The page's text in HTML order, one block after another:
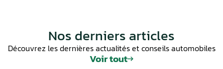
Nos derniers articles
Découvrez les dernières actualités et conseils automobiles
Voir tout